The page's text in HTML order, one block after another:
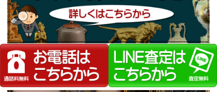
弊社が選ばれる理由